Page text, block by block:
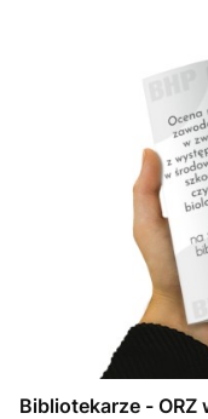
Bibliotekarze -